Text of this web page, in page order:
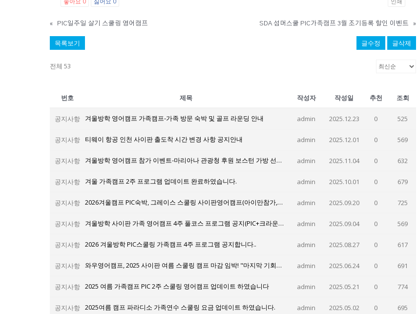
0 0
« PIC일주일 살기 스쿨링 영어캠프 SDA 섬머스쿨 PIC가족캠프 3월 조기등록 할인 이벤트 »
목록보기 글수정 글삭제
전체 53
번호 제목 작성자 작성일 추천 조회
공지사항 겨울방학 영어캠프 가족캠프-가족 방문 숙박 및 골프 라운딩 안내 admin 2025.12.23 0 525
공지사항 티웨이 항공 인천 사이판 출도착 시간 변경 사항 공지안내 admin 2025.12.01 0 569
공지사항 겨울방학 영어캠프 참가 이벤트-마리아나 관광청 후원 보스턴 가방 선물 증정 admin 2025.11.04 0 632
공지사항 겨울 가족캠프 2주 프로그램 업데이트 완료하였습니다. admin 2025.10.01 0 679
공지사항 2026겨울캠프 PIC숙박, 그레이스 스쿨링 사이판영어캠프(아이만참가,부모동반)- 1월10일 출발 3주일정 모집 admin 2025.09.20 0 725
공지사항 겨울방학 사이판 가족 영어캠프 4주 풀코스 프로그램 공지(PIC+크라운프라자) admin 2025.09.04 0 569
공지사항 2026 겨울방학 PIC스쿨링 가족캠프 4주 프로그램 공지합니다.. admin 2025.08.27 0 617
공지사항 와우영어캠프, 2025 사이판 여름 스쿨링 캠프 마감 임박! "마지막 기회를 잡아라" admin 2025.06.24 0 691
공지사항 2025 여름 가족캠프 PIC 2주 스쿨링 영어캠프 업데이트 하였습니다 admin 2025.05.21 0 774
공지사항 2025여름 캠프 파라디소 가족연수 스쿨링 요금 업데이트 하였습니다. admin 2025.05.02 0 695